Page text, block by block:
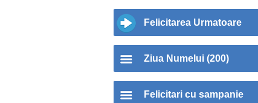
Felicitarea Urmatoare
Ziua Numelui (200)
Felicitari cu sampanie